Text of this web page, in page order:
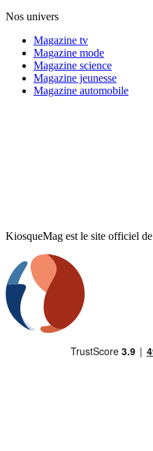
Nos univers
Magazine tv
Magazine mode
Magazine science
Magazine jeunesse
Magazine automobile
KiosqueMag est le site officiel de